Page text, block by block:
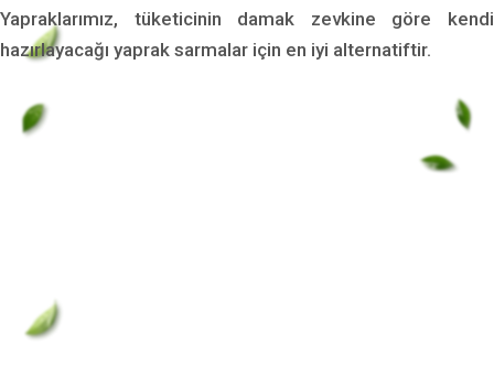
Yapraklarımız, tüketicinin damak zevkine göre kendi
hazırlayacağı yaprak sarmalar için en iyi alternatiftir.